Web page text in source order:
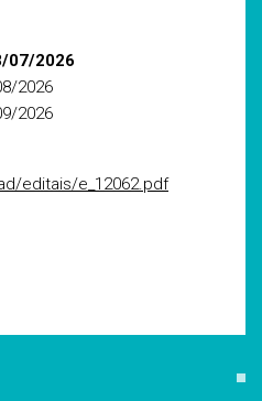
07/2026
2026
2026
editais/e_12062.pdf